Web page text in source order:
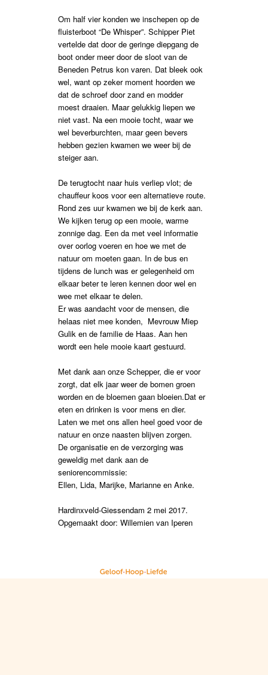
Om half vier konden we inschepen op de
fluisterboot “De Whisper”. Schipper Piet
vertelde dat door de geringe diepgang de
boot onder meer door de sloot van de
Beneden Petrus kon varen. Dat bleek ook
wel, want op zeker moment hoorden we
dat de schroef door zand en modder
moest draaien. Maar gelukkig liepen we
niet vast. Na een mooie tocht, waar we
wel beverburchten, maar geen bevers
hebben gezien kwamen we weer bij de
steiger aan.
De terugtocht naar huis verliep vlot; de
chauffeur koos voor een alternatieve route.
Rond zes uur kwamen we bij de kerk aan.
We kijken terug op een mooie, warme
zonnige dag. Een da met veel informatie
over oorlog voeren en hoe we met de
natuur om moeten gaan. In de bus en
tijdens de lunch was er gelegenheid om
elkaar beter te leren kennen door wel en
wee met elkaar te delen.
Er was aandacht voor de mensen, die
helaas niet mee konden, Mevrouw Miep
Gulik en de familie de Haas. Aan hen
wordt een hele mooie kaart gestuurd.
Met dank aan onze Schepper, die er voor
zorgt, dat elk jaar weer de bomen groen
worden en de bloemen gaan bloeien.Dat er
eten en drinken is voor mens en dier.
Laten we met ons allen heel goed voor de
natuur en onze naasten blijven zorgen.
De organisatie en de verzorging was
geweldig met dank aan de
seniorencommissie:
Ellen, Lida, Marijke, Marianne en Anke.
Hardinxveld-Giessendam 2 mei 2017.
Opgemaakt door: Willemien van Iperen